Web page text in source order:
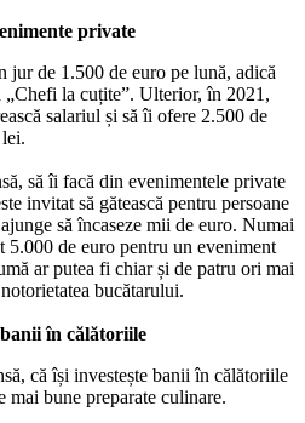
private
de 1.500 de euro pe lună, adică
„Chefi la cuțite”. Ulterior, în 2021,
salariul și să îi ofere 2.500 de
să îi facă din evenimentele private
invitat să gătească pentru persoane
să încaseze mii de euro. Numai
de euro pentru un eveniment
ar putea fi chiar și de patru ori mai
bucătarului.
în călătoriile
că își investește banii în călătoriile
mai bune preparate culinare.